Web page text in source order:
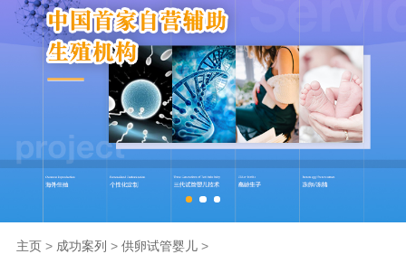
第三方辅助生殖
私人定制
冻卵/冻精
主页> 成功案列 > 供卵试管婴儿>